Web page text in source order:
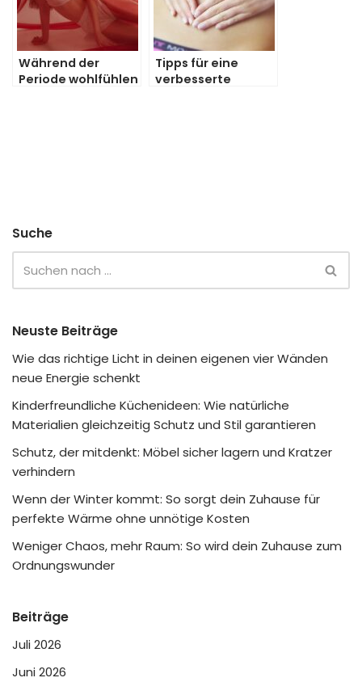
Während der
Periode wohlfühlen
Tipps für eine
verbesserte
Suche
Neuste Beiträge
Wie das richtige Licht in deinen eigenen vier Wänden
neue Energie schenkt
Kinderfreundliche Küchenideen: Wie natürliche
Materialien gleichzeitig Schutz und Stil garantieren
Schutz, der mitdenkt: Möbel sicher lagern und Kratzer
verhindern
Wenn der Winter kommt: So sorgt dein Zuhause für
perfekte Wärme ohne unnötige Kosten
Weniger Chaos, mehr Raum: So wird dein Zuhause zum
Ordnungswunder
Beiträge
Juli 2026
Juni 2026